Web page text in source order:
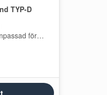
TYP-D
för
under…